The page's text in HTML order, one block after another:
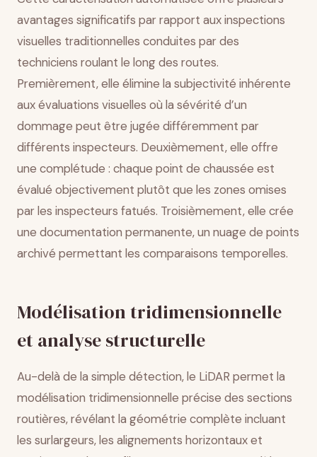
avantages significatifs par rapport aux inspections
visuelles traditionnelles conduites par des
techniciens roulant le long des routes.
Premièrement, elle élimine la subjectivité inhérente
aux évaluations visuelles où la sévérité d’un
dommage peut être jugée différemment par
différents inspecteurs. Deuxièmement, elle offre
une complétude : chaque point de chaussée est
évalué objectivement plutôt que les zones omises
par les inspecteurs fatués. Troisièmement, elle crée
une documentation permanente, un nuage de points
archivé permettant les comparaisons temporelles.
Modélisation tridimensionnelle
et analyse structurelle
Au-delà de la simple détection, le LiDAR permet la
modélisation tridimensionnelle précise des sections
routières, révélant la géométrie complète incluant
les surlargeurs, les alignements horizontaux et